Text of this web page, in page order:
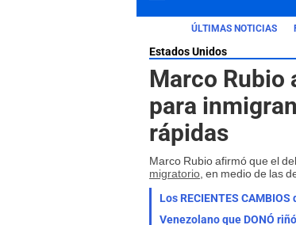
ÚLTIMAS NOTICIAS
Estados Unidos
Marco Rubio
para
rápidas
Marco Rubio afirmó que el
migratorio , en medio de las
Los RECIENTES
Venezolano que DONÓ